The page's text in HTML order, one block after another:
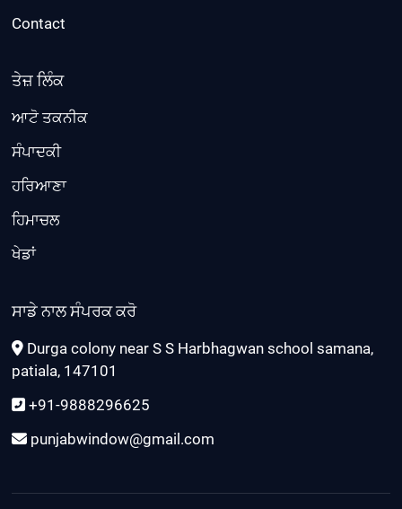
Contact
ਤੇਜ਼ ਲਿੰਕ
ਆਟੋ ਤਕਨੀਕ
ਸੰਪਾਦਕੀ
ਹਰਿਆਣਾ
ਹਿਮਾਚਲ
ਖੇਡਾਂ
ਸਾਡੇ ਨਾਲ ਸੰਪਰਕ ਕਰੋ
Durga colony near S S Harbhagwan school samana,
patiala, 147101
+91-9888296625
punjabwindow@gmail.com